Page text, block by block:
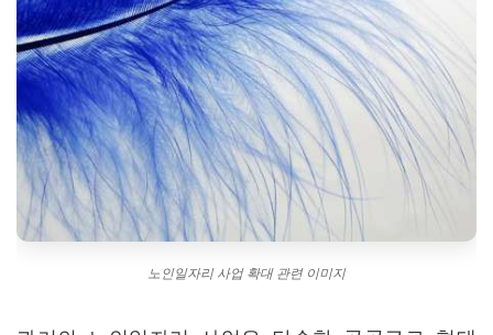
노인일자리 사업 확대 관련 이미지